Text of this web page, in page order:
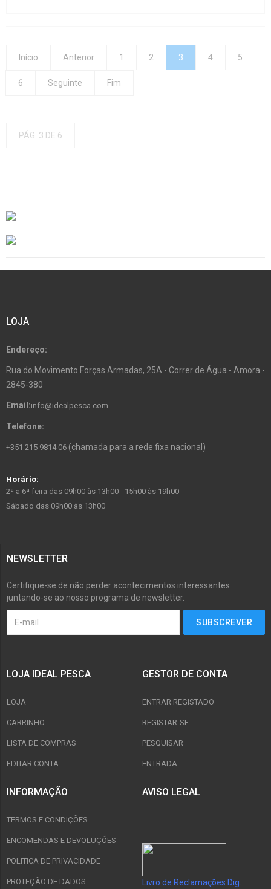
Início Anterior 1 2 3 4 5
6 Seguinte Fim
PÁG. 3 DE 6
LOJA
Endereço:
Rua do Movimento Forças Armadas, 25A - Correr de Água - Amora -
2845-380
Email:info@idealpesca.com
Telefone:
+351 215 9814 06 (chamada para a rede fixa nacional)
Horário:
2ª a 6ª feira das 09h00 às 13h00 - 15h00 às 19h00
Sábado das 09h00 às 13h00
NEWSLETTER
Certifique-se de não perder acontecimentos interessantes
juntando-se ao nosso programa de newsletter.
LOJA IDEAL PESCA
LOJA
CARRINHO
LISTA DE COMPRAS
EDITAR CONTA
GESTOR DE CONTA
ENTRAR REGISTADO
REGISTAR-SE
PESQUISAR
ENTRADA
INFORMAÇÃO
TERMOS E CONDIÇÕES
ENCOMENDAS E DEVOLUÇÕES
POLITICA DE PRIVACIDADE
PROTEÇÃO DE DADOS
AVISO LEGAL
Livro de Reclamações Dig.